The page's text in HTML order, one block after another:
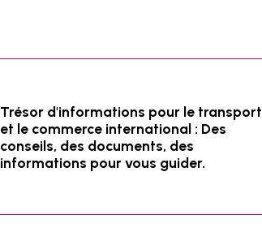
Trésor d'informations pour le transport
et le commerce international : Des
conseils, des documents, des
informations pour vous guider.